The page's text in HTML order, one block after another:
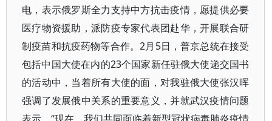
电，表示俄罗斯全力支持中方抗击疫情，愿提供必要
医疗物资援助，派防疫专家代表团赴华，开展联合研
制疫苗和抗疫药物等合作。2月5日，普京总统在接受
包括中国大使在内的23个国家新任驻俄大使递交国书
的活动中，当着所有大使的面，对我驻俄大使张汉晖
强调了发展俄中关系的重要意义，并就武汉疫情问题